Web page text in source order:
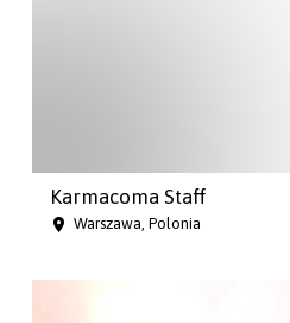
Karmacoma Staff
Warszawa, Polonia